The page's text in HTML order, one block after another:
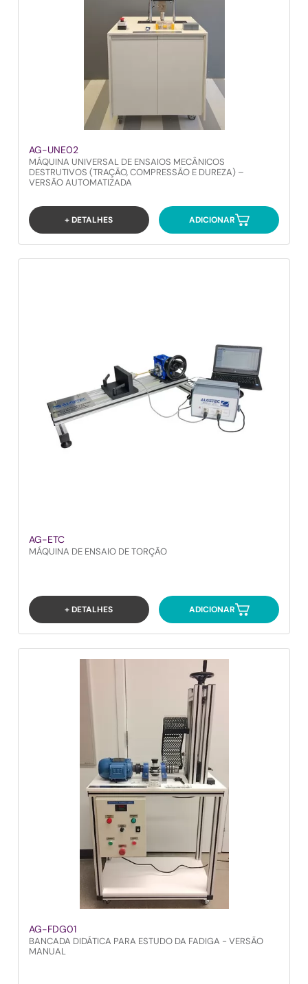
AG-UNE02
MÁQUINA UNIVERSAL DE ENSAIOS MECÂNICOS
DESTRUTIVOS (TRAÇÃO, COMPRESSÃO E DUREZA) –
VERSÃO AUTOMATIZADA
+ DETALHES ADICIONAR
AG-ETC
MÁQUINA DE ENSAIO DE TORÇÃO
+ DETALHES ADICIONAR
AG-FDG01
BANCADA DIDÁTICA PARA ESTUDO DA FADIGA - VERSÃO
MANUAL